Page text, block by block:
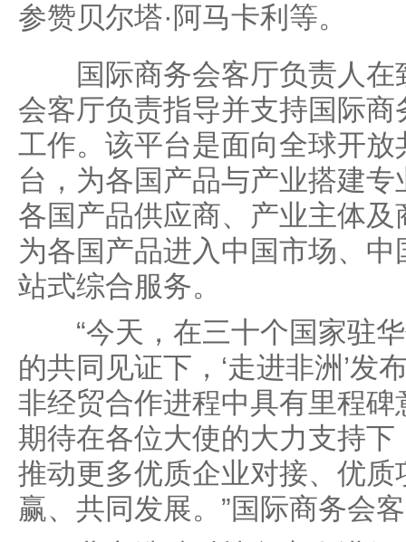
参赞贝尔塔·阿马卡利等。
国际商务会客厅负责人在
会客厅负责指导并支持国际
工作。该平台是面向全球开
台，为各国产品与产业搭建
各国产品供应商、产业主体
为各国产品进入中国市场、
站式综合服务。
“今天，在三十个国家驻华
的共同见证下，‘走进非洲’发
非经贸合作进程中具有里程
期待在各位大使的大力支持
推动更多优质企业对接、优
赢、共同发展。”国际商务会